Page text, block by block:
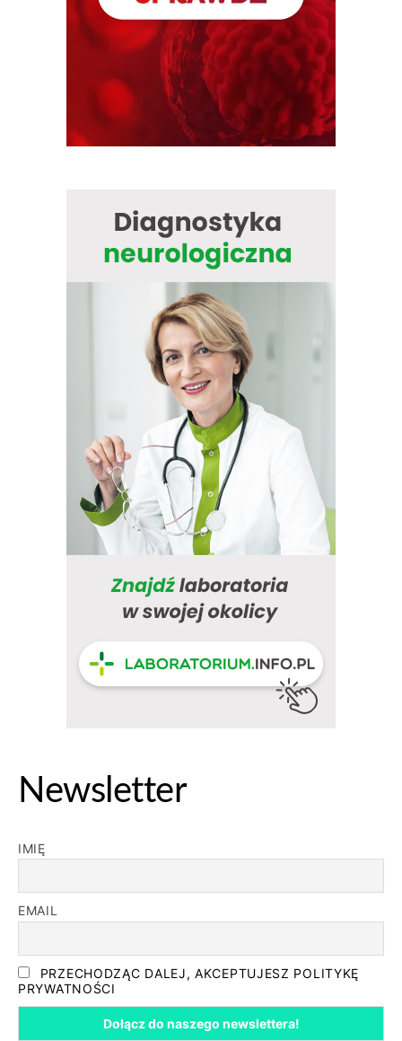
Newsletter
IMIĘ
EMAIL
PRZECHODZĄC DALEJ, AKCEPTUJESZ POLITYKĘ
PRYWATNOŚCI